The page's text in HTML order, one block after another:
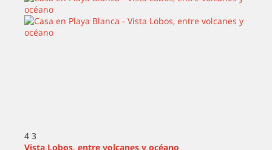
4 3
Vista Lobos, entre volcanes y océano